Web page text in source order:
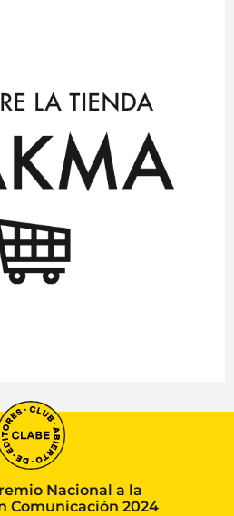
Nacional a la
Comunicación 2024